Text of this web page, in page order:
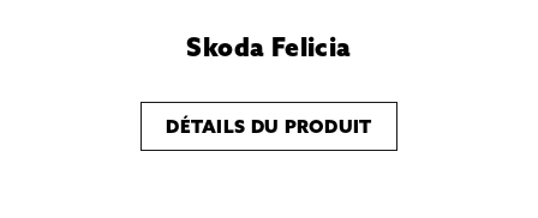
Skoda Felicia
DÉTAILS DU PRODUIT